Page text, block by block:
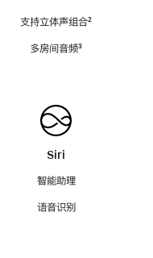
支持立体声组合脚
²
多房间音频脚
³
Siri
智能助理
语音识别